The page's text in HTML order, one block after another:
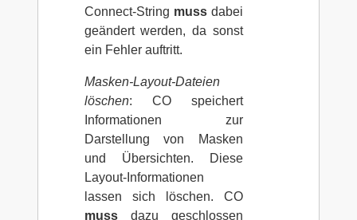
Connect-String mussdabei
geändert werden, da sonst
ein Fehler auftritt.
Masken-Layout-Dateien
löschen: CO speichert
Informationen zur
Darstellung von Masken
und Übersichten. Diese
Layout-Informationen
lassen sich löschen. CO
mussdazu geschlossen